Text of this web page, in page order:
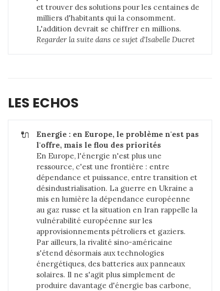
et trouver des solutions pour les centaines de
milliers d'habitants qui la consomment.
L'addition devrait se chiffrer en millions.
Regarder la suite dans ce sujet d'Isabelle Ducret
LES ECHOS
🔌
Energie : en Europe, le problème n'est pas
l'offre, mais le flou des priorités
En Europe, l'énergie n'est plus une
ressource, c'est une frontière : entre
dépendance et puissance, entre transition et
désindustrialisation. La guerre en Ukraine a
mis en lumière la dépendance européenne
au gaz russe et la situation en Iran rappelle la
vulnérabilité européenne sur les
approvisionnements pétroliers et gaziers.
Par ailleurs, la rivalité sino-américaine
s'étend désormais aux technologies
énergétiques, des batteries aux panneaux
solaires. Il ne s'agit plus simplement de
produire davantage d'énergie bas carbone,